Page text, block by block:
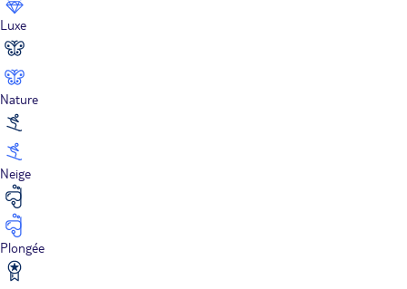
Luxe
Nature
Neige
Plongée